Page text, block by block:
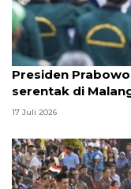
Presiden
serentak di
17 Juli 2026